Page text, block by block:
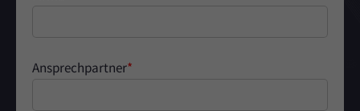
Ansprechpartner*